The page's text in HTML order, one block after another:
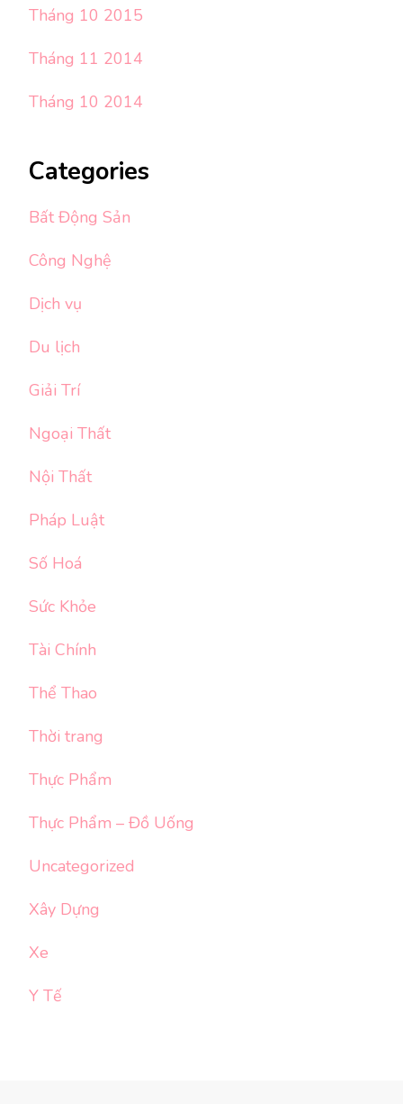
Tháng 10 2015
Tháng 11 2014
Tháng 10 2014
Categories
Bất Động Sản
Công Nghệ
Dịch vụ
Du lịch
Giải Trí
Ngoại Thất
Nội Thất
Pháp Luật
Số Hoá
Sức Khỏe
Tài Chính
Thể Thao
Thời trang
Thực Phẩm
Thực Phẩm – Đồ Uống
Uncategorized
Xây Dựng
Xe
Y Tế